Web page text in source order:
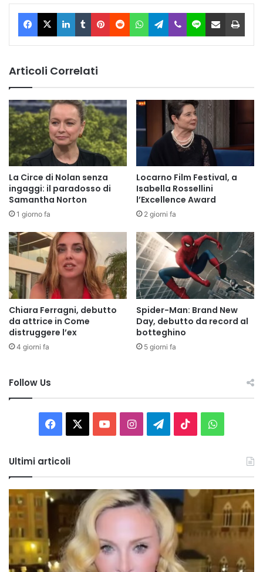
Facebook
X LinkedIn
TumblrPinterest
RedditWhatsAppTelegram
ViberLine Condividi via Email
Articoli Correlati
La Circe di Nolan senza
ingaggi: il paradosso di
Samantha Norton
1 giorno fa
Locarno Film Festival, a
Isabella Rossellini
l’Excellence Award
2 giorni fa
Chiara Ferragni, debutto
da attrice in Come
distruggere l’ex
4 giorni fa
Spider-Man: Brand New
Day, debutto da record al
botteghino
5 giorni fa
Follow Us
Facebook You InstagramTelegram
TikTok
Ultimi articoli